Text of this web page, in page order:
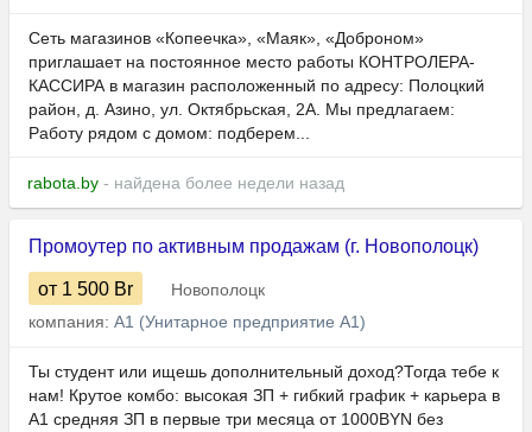
Сеть магазинов «Копеечка», «Маяк», «Доброном»
приглашает на постоянное место работы КОНТРОЛЕРА-
КАССИРА в магазин расположенный по адресу: Полоцкий
район, д. Азино, ул. Октябрьская, 2А. Мы предлагаем:
Работу рядом с домом: подберем...
rabota.by - найдена более недели назад
Промоутер по активным продажам (г. Новополоцк)
от 1 500 Br
Новополоцк
компания: А1 (Унитарное предприятие А1)
Ты студент или ищешь дополнительный доход?Тогда тебе к
нам! Крутое комбо: высокая ЗП + гибкий график + карьера в
А1 средняя ЗП в первые три месяца от 1000BYN без